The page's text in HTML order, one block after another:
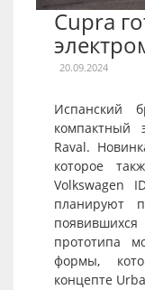
Cupra
20.09.2024
Испанский
компактный
Raval.
которое
Volkswagen
планируют
прототипа
формы,
концепте